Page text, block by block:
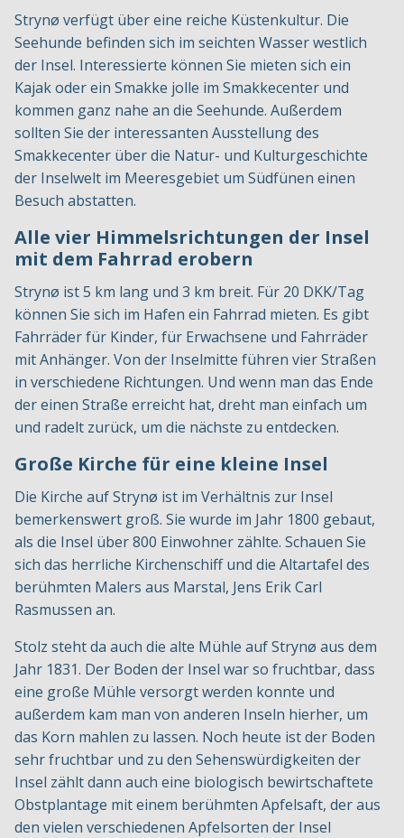
Strynø verfügt über eine reiche Küstenkultur. Die
Seehunde befinden sich im seichten Wasser westlich
der Insel. Interessierte können Sie mieten sich ein
Kajak oder ein Smakke jolle im Smakkecenter und
kommen ganz nahe an die Seehunde. Außerdem
sollten Sie der interessanten Ausstellung des
Smakkecenter über die Natur- und Kulturgeschichte
der Inselwelt im Meeresgebiet um Südfünen einen
Besuch abstatten.
Alle vier Himmelsrichtungen der Insel
mit dem Fahrrad erobern
Strynø ist 5 km lang und 3 km breit. Für 20 DKK/Tag
können Sie sich im Hafen ein Fahrrad mieten. Es gibt
Fahrräder für Kinder, für Erwachsene und Fahrräder
mit Anhänger. Von der Inselmitte führen vier Straßen
in verschiedene Richtungen. Und wenn man das Ende
der einen Straße erreicht hat, dreht man einfach um
und radelt zurück, um die nächste zu entdecken.
Große Kirche für eine kleine Insel
Die Kirche auf Strynø ist im Verhältnis zur Insel
bemerkenswert groß. Sie wurde im Jahr 1800 gebaut,
als die Insel über 800 Einwohner zählte. Schauen Sie
sich das herrliche Kirchenschiff und die Altartafel des
berühmten Malers aus Marstal, Jens Erik Carl
Rasmussen an.
Stolz steht da auch die alte Mühle auf Strynø aus dem
Jahr 1831. Der Boden der Insel war so fruchtbar, dass
eine große Mühle versorgt werden konnte und
außerdem kam man von anderen Inseln hierher, um
das Korn mahlen zu lassen. Noch heute ist der Boden
sehr fruchtbar und zu den Sehenswürdigkeiten der
Insel zählt dann auch eine biologisch bewirtschaftete
Obstplantage mit einem berühmten Apfelsaft, der aus
den vielen verschiedenen Apfelsorten der Insel